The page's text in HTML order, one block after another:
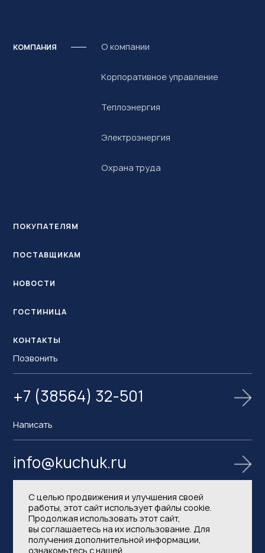
КОМПАНИЯ О компании
Корпоративное управление
Теплоэнергия
Электроэнергия
Охрана труда
ПОКУПАТЕЛЯМ
ПОСТАВЩИКАМ
НОВОСТИ
ГОСТИНИЦА
КОНТАКТЫ
Позвонить
+7 (38564) 32-501
Написать
info@kuchuk.ru
С целью продвижения и улучшения своей
работы, этот сайт использует файлы cookie.
Продолжая использовать этот сайт,
вы соглашаетесь на их использование. Для
получения дополнительной информации,
ознакомьтесь с нашей